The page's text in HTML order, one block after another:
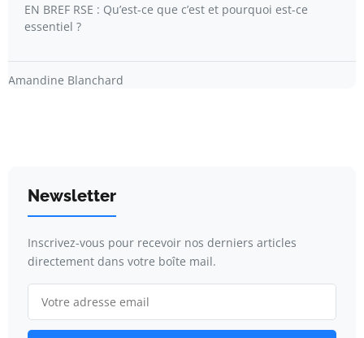
EN BREF RSE : Qu’est-ce que c’est et pourquoi est-ce
essentiel ?
Amandine Blanchard
Newsletter
Inscrivez-vous pour recevoir nos derniers articles
directement dans votre boîte mail.